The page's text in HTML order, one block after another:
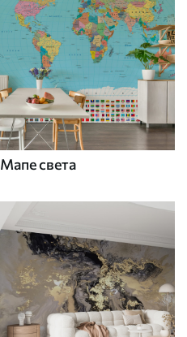
Мапе света